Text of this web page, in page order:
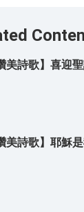
美詩歌】喜迎
美詩歌】耶穌